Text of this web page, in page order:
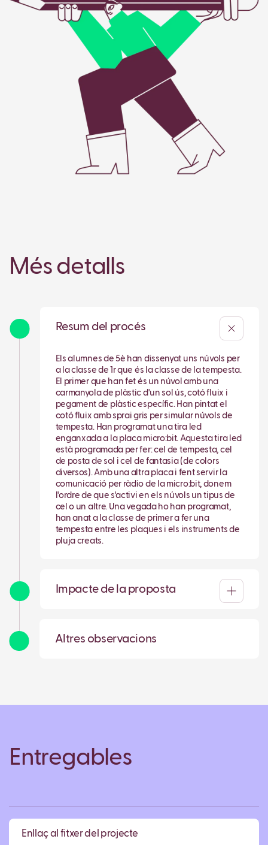
Més detalls
Resum del procés
Els alumnes de 5è han dissenyat uns núvols per
a la classe de 1r que és la classe de la tempesta.
El primer que han fet és un núvol amb una
carmanyola de plàstic d'un sol ús, cotó fluix i
pegament de plàstic específic. Han pintat el
cotó fluix amb sprai gris per simular núvols de
tempesta. Han programat una tira led
enganxada a la placa micro:bit. Aquesta tira led
està programada per fer: cel de tempesta, cel
de posta de sol i cel de fantasia (de colors
diversos). Amb una altra placa i fent servir la
comunicació per ràdio de la micro:bit, donem
l'ordre de que s'activi en els núvols un tipus de
cel o un altre. Una vegada ho han programat,
han anat a la classe de primer a fer una
tempesta entre les plaques i els instruments de
pluja creats.
Impacte de la proposta
Altres observacions
Entregables
Enllaç al fitxer del projecte